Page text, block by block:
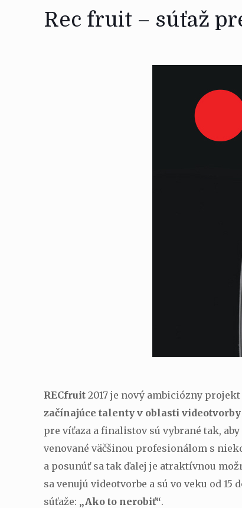
Rec fruit – súťaž
RECfruit 2017 je nový ambiciózny
začínajúce talenty v oblasti videotvorby
pre víťaza a finalistov sú vybrané tak,
venované väčšinou profesionálom s
a posunúť sa tak ďalej je atraktívnou
sa venujú videotvorbe a sú vo veku od 15
súťaže: „Ako to nerobiť“.